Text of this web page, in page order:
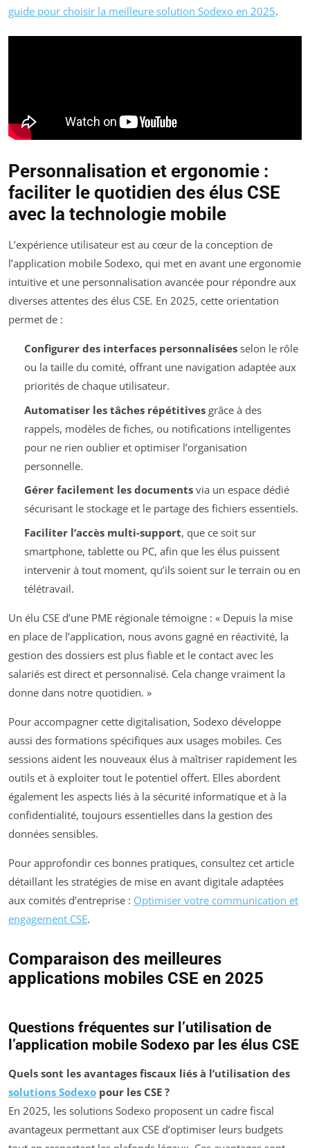
guide pour choisir la meilleure solution Sodexo en 2025.
Personnalisation et ergonomie :
faciliter le quotidien des élus CSE
avec la technologie mobile
L’expérience utilisateur est au cœur de la conception de
l’application mobile Sodexo, qui met en avant une ergonomie
intuitive et une personnalisation avancée pour répondre aux
diverses attentes des élus CSE. En 2025, cette orientation
permet de :
Configurer des interfaces personnaliséesselon le rôle
ou la taille du comité, offrant une navigation adaptée aux
priorités de chaque utilisateur.
Automatiser les tâches répétitivesgrâce à des
rappels, modèles de fiches, ou notifications intelligentes
pour ne rien oublier et optimiser l’organisation
personnelle.
Gérer facilement les documentsvia un espace dédié
sécurisant le stockage et le partage des fichiers essentiels.
Faciliter l’accès multi-support, que ce soit sur
smartphone, tablette ou PC, afin que les élus puissent
intervenir à tout moment, qu’ils soient sur le terrain ou en
télétravail.
Un élu CSE d’une PME régionale témoigne : « Depuis la mise
en place de l’application, nous avons gagné en réactivité, la
gestion des dossiers est plus fiable et le contact avec les
salariés est direct et personnalisé. Cela change vraiment la
donne dans notre quotidien. »
Pour accompagner cette digitalisation, Sodexo développe
aussi des formations spécifiques aux usages mobiles. Ces
sessions aident les nouveaux élus à maîtriser rapidement les
outils et à exploiter tout le potentiel offert. Elles abordent
également les aspects liés à la sécurité informatique et à la
confidentialité, toujours essentielles dans la gestion des
données sensibles.
Pour approfondir ces bonnes pratiques, consultez cet article
détaillant les stratégies de mise en avant digitale adaptées
aux comités d’entreprise : Optimiser votre communication et
engagement CSE.
Comparaison des meilleures
applications mobiles CSE en 2025
Questions fréquentes sur l’utilisation de
l’application mobile Sodexo par les élus CSE
Quels sont les avantages fiscaux liés à l’utilisation des
solutions Sodexo pour les CSE ?
En 2025, les solutions Sodexo proposent un cadre fiscal
avantageux permettant aux CSE d’optimiser leurs budgets